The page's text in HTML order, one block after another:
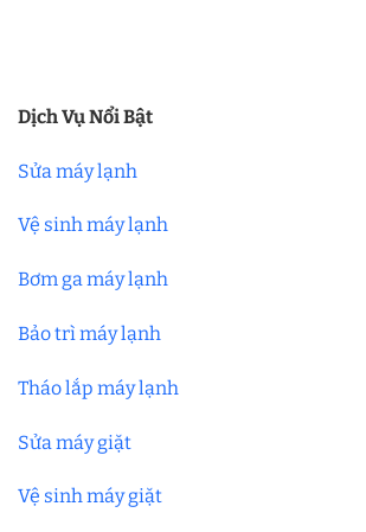
Dịch Vụ Nổi Bật
Sửa máy lạnh
Vệ sinh máy lạnh
Bơm ga máy lạnh
Bảo trì máy lạnh
Tháo lắp máy lạnh
Sửa máy giặt
Vệ sinh máy giặt